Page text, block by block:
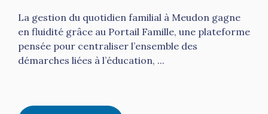
La gestion du quotidien familial à Meudon gagne
en fluidité grâce au Portail Famille, une plateforme
pensée pour centraliser l’ensemble des
démarches liées à l’éducation, ...